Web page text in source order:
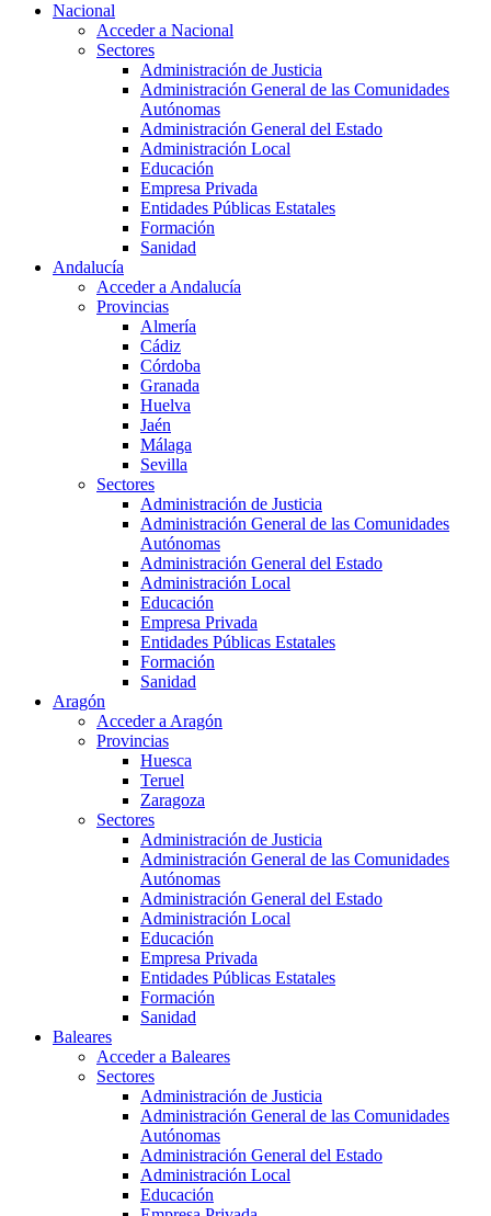
Nacional
Acceder a Nacional
Sectores
Administración de Justicia
Administración General de las Comunidades
Autónomas
Administración General del Estado
Administración Local
Educación
Empresa Privada
Entidades Públicas Estatales
Formación
Sanidad
Andalucía
Acceder a Andalucía
Provincias
Almería
Cádiz
Córdoba
Granada
Huelva
Jaén
Málaga
Sevilla
Sectores
Administración de Justicia
Administración General de las Comunidades
Autónomas
Administración General del Estado
Administración Local
Educación
Empresa Privada
Entidades Públicas Estatales
Formación
Sanidad
Aragón
Acceder a Aragón
Provincias
Huesca
Teruel
Zaragoza
Sectores
Administración de Justicia
Administración General de las Comunidades
Autónomas
Administración General del Estado
Administración Local
Educación
Empresa Privada
Entidades Públicas Estatales
Formación
Sanidad
Baleares
Acceder a Baleares
Sectores
Administración de Justicia
Administración General de las Comunidades
Autónomas
Administración General del Estado
Administración Local
Educación